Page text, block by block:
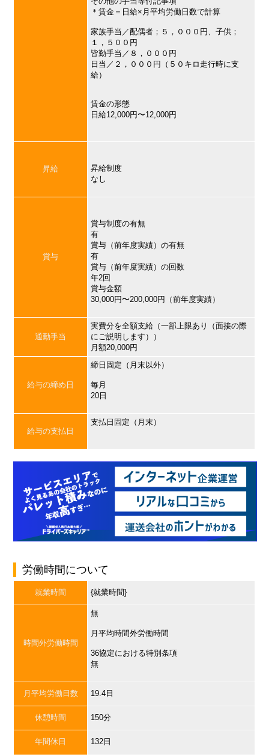
＊賃金＝日給×月平均労働日数で計算
家族手当／配偶者；５，０００円、子供；
１，５００円
皆勤手当／８，０００円
日当／２，０００円（５０キロ走行時に支
給）
賃金の形態
日給12,000円〜12,000円
昇給
昇給制度
なし
賞与
賞与制度の有無
有
賞与（前年度実績）の有無
有
賞与（前年度実績）の回数
年2回
賞与金額
30,000円〜200,000円（前年度実績）
通勤手当
実費分を全額支給（一部上限あり（面接の際
にご説明します））
月額20,000円
給与の締め日
締日固定（月末以外）
毎月
20日
給与の支払日
支払日固定（月末）
労働時間について
就業時間 {就業時間}
時間外労働時間
無
月平均時間外労働時間
36協定における特別条項
無
月平均労働日数 19.4日
休憩時間 150分
年間休日 132日